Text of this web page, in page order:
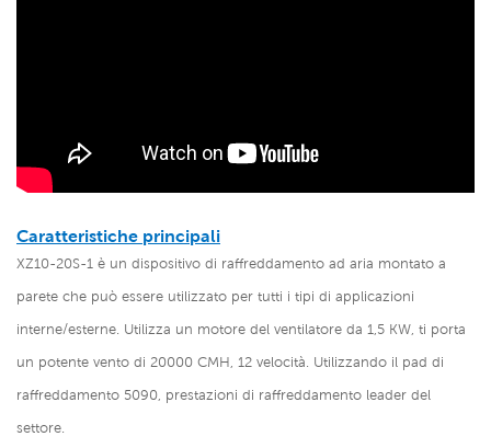
Caratteristiche principali
XZ10-20S-1 è un dispositivo di raffreddamento ad aria montato a
parete che può essere utilizzato per tutti i tipi di applicazioni
interne/esterne. Utilizza un motore del ventilatore da 1,5 KW, ti porta
un potente vento di 20000 CMH, 12 velocità. Utilizzando il pad di
raffreddamento 5090, prestazioni di raffreddamento leader del
settore.